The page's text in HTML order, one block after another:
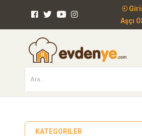
Aşçı Ol
KATEGORILER